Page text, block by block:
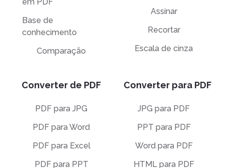
Base de
conhecimento
Comparação
Assinar
Recortar
Escala de cinza
Converter de PDF
PDF para JPG
PDF para Word
PDF para Excel
PDF para PPT
Converter para PDF
JPG para PDF
PPT para PDF
Word para PDF
HTML para PDF